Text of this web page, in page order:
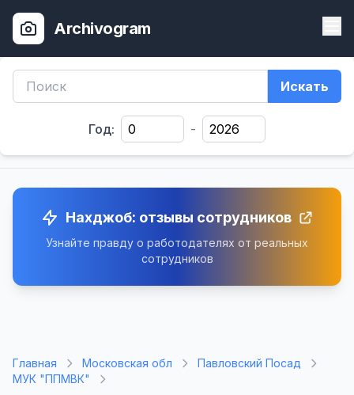
Archivogram
Искать
Год: -
Нахджоб: отзывы сотрудников
Узнайте правду о работодателях от реальных
сотрудников
Главная Московская обл
Павловский Посад
МУК "ППМВК"